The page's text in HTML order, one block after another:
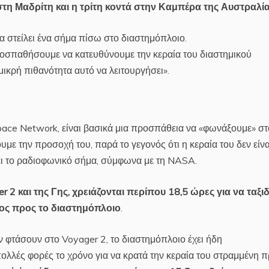
Μαδρίτη και η τρίτη κοντά στην Καμπέρα της
ένα σήμα πίσω στο διαστημόπλοιο.
να κατευθύνουμε την κεραία του διαστημικού
πιθανότητα αυτό να λειτουργήσει».
Network, είναι βασικά μια προσπάθεια να «φωνάξουμε»
την προσοχή του, παρά το γεγονός ότι η κεραία του δεν
το ραδιοφωνικό σήμα, σύμφωνα με τη NASA.
2 και της Γης, χρειάζονται περίπου 18,5 ώρες για να
προς το διαστημόπλοιο
στο Voyager 2, το διαστημόπλοιο έχει ήδη
φορές το χρόνο για να κρατά την κεραία του στραμμένη